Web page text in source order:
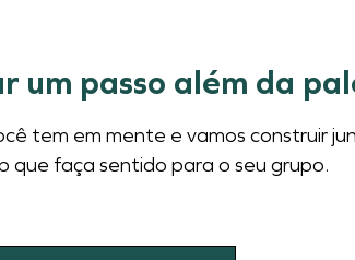
um passo além da
tem em mente e vamos construir
que faça sentido para o seu grupo.